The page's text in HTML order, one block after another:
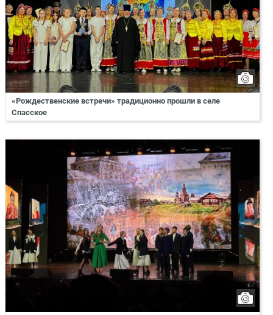
«Рождественские встречи» традиционно прошли в селе
Спасское